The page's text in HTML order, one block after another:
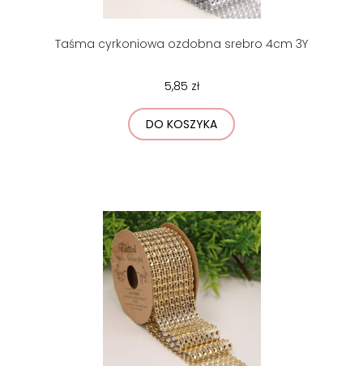
Taśma cyrkoniowa ozdobna srebro 4cm 3Y
5,85 zł
DO KOSZYKA